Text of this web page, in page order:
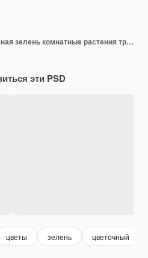
растения цветы цветочная зелень комнатные растения тропические листья горшки растения садовые цветы
эти PSD
цветы зелень цветочный